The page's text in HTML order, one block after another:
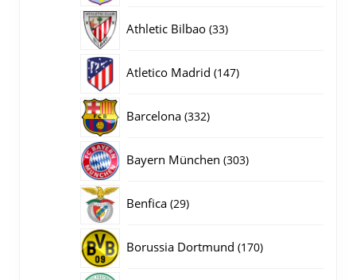
Athletic Bilbao 3333
Atletico Madrid 147147
Barcelona 332332
Bayern München 303303
Benfica 2929
Borussia Dortmund 170170